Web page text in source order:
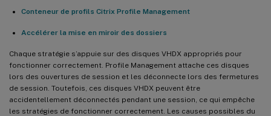
Conteneur de profils Citrix Profile Management
Accélérer la mise en miroir des dossiers
Chaque stratégie s’appuie sur des disques VHDX appropriés pour
fonctionner correctement. Profile Management attache ces disques
lors des ouvertures de session et les déconnecte lors des fermetures
de session. Toutefois, ces disques VHDX peuvent être
accidentellement déconnectés pendant une session, ce qui empêche
les stratégies de fonctionner correctement. Les causes possibles du